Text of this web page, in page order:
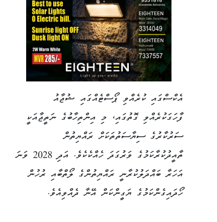
އެކްސްގައި ކުރެއްވި ޕޯސްޓެއްގައި ޝުޖާއު
ފާހަގަކުރެއްވި ގޮތުގައި، މި އިންތިހާބުގެ ނަތީޖާއަކީ
ސަރުކާރުގެ ސިޔާސަތުތަކަށް ރައްޔިތުން
ތާއީދުކުރާކަމުގެ ވަރުގަދަ ހެއްކެކެވެ. އަދި 2028 ވަނަ
އަހަރާ ބައްދަލުކުރާނީ ރައްޔިތުންގެ ލޯތްބާއި ރުހުން
ހޯދައިގެންކަމުގެ ޔަގީންކަން އޭނާ ދެއްވިއެވެ.